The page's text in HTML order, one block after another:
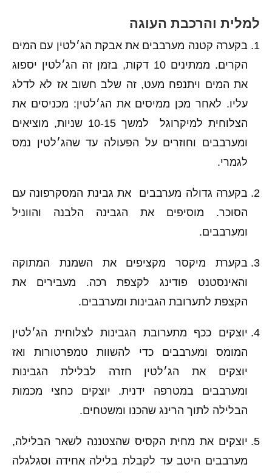
למלית והרכבת העוגה
בקערה קטנה מערבבים את אבקת הג׳לטין עם המים
הקרים. ממתינים 10 דקות, בזמן זה הג׳לטין יספוג
את המים ויתנפח מעט, זה שלב חשוב אז לא לדלג
עליו. לאחר מכן ממיסים את הג׳לטין: מכניסים את
הצלוחית למיקרוגל למשך 10-15 שניות, מוציאים
ומערבבים וחוזרים על הפעולה עד שהג׳לטין נמס
לגמרי.
בקערה גדולה מערבבים את גבינת המסקרפונה עם
הסוכר. מוסיפים את הגבינה הלבנה והווניל
ומערבבים.
בקערת מיקסר מקציפים את השמנת המתוקה
והאינסטנט פודינג לקצפת רכה. מעבירים את
הקצפת לתערובת הגבינות ומערבבים.
יוצקים ככף מתערובת הגבינות לצלוחית הג׳לטין
המומס ומערבבים כדי להשוות טמפרטורות ואז
יוצקים את הג׳לטין חזרה לבלילת הגבינות
ומערבבים במטרפה ידנית. יוצקים כחצי מכמות
הבלילה לתוך הרינג שהכנו ומשטחים.
יוצקים את מחית הקסיס שהצטננה לשאר הבלילה,
מערבבים היטב עד לקבלת בלילה אחידה וסגלגלה